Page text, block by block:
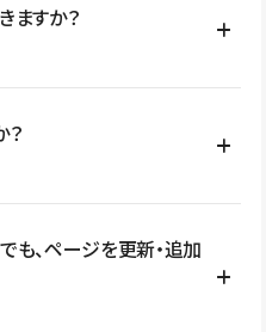
、URLを整理したうえで、
ます。 WordPressの場合は、
ま移行されるわけではないた
、CMS設計、URL・リダイレク
ますか？
や、複数部門での運用、権限管
ムとの連携など、個別の要件が
い。
？
間、CMS利用数の上限、権限
ります。詳しくは料金プランペ
も、ページを更新・追加